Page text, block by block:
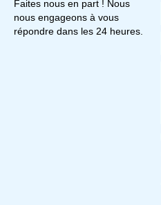
Faites nous en part ! Nous
nous engageons à vous
répondre dans les 24 heures.